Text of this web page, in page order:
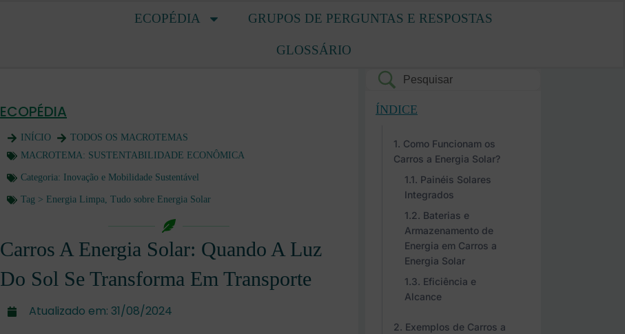
ECOPÉDIA GRUPOS DE PERGUNTAS E RESPOSTAS
GLOSSÁRIO
ECOPÉDIA
INÍCIO
TODOS OS MACROTEMAS
MACROTEMA: SUSTENTABILIDADE ECONÔMICA
Categoria: Inovação e Mobilidade Sustentável
Tag > Energia Limpa, Tudo sobre Energia Solar
Carros A Energia Solar: Quando A Luz
Do Sol Se Transforma Em Transporte
Atualizado em: 31/08/2024
ÍNDICE
Como Funcionam os
Carros a Energia Solar?
Painéis Solares
Integrados
Baterias e
Armazenamento de
Energia em Carros a
Energia Solar
Eficiência e
Alcance
Exemplos de Carros a